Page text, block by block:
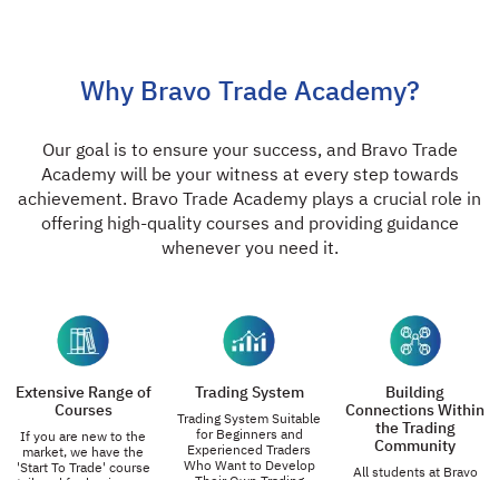
Why Bravo Trade Academy?
Our goal is to ensure your success, and Bravo Trade
Academy will be your witness at every step towards
achievement. Bravo Trade Academy plays a crucial role in
offering high-quality courses and providing guidance
whenever you need it.
Extensive Range of
Courses
If you are new to the
market, we have the
'Start To Trade' course
Trading System
Trading System Suitable
for Beginners and
Experienced Traders
Who Want to Develop
Building
Connections Within
the Trading
Community
All students at Bravo